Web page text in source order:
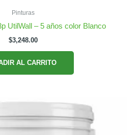
Pinturas
UtilWall – 5 años color Blanco
$3,248.00
AL CARRITO